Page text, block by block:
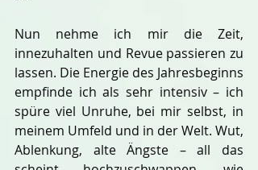
Nun nehme ich mir die Zeit,
innezuhalten und Revue passieren zu
lassen. Die Energie des Jahresbeginns
empfinde ich als sehr intensiv – ich
spüre viel Unruhe, bei mir selbst, in
meinem Umfeld und in der Welt. Wut,
Ablenkung, alte Ängste – all das